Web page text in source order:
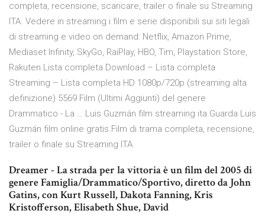
completa, recensione, scaricare, trailer o finale su Streaming
ITA. Vedere in streaming i film e serie disponibili sui siti legali
di streaming e video on demand: Netflix, Amazon Prime,
Mediaset Infinity, SkyGo, RaiPlay, HBO, Tim, Playstation Store,
Rakuten Lista completa Download – Lista completa
Streaming – Lista completa HD 1080p/720p (streaming alta
definizione) 5569 Film (Ultimi Aggiunti) del genere
Drammatico - La … Luis Guzmán film streaming ita.Guarda Luis
Guzmán film online gratis.Film di trama completa, recensione,
trailer o finale su Streaming ITA.
Dreamer - La strada per la vittoria è un film del 2005 di
genere Famiglia/Drammatico/Sportivo, diretto da John
Gatins, con Kurt Russell, Dakota Fanning, Kris
Kristofferson, Elisabeth Shue, David